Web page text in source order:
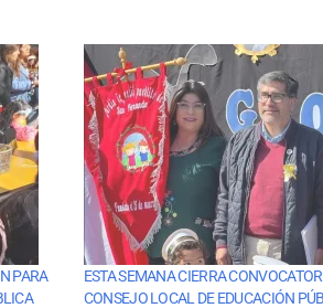
PARA
ESTA SEMANA CIERRA
CONSEJO LOCAL DE EDUCACIÓN